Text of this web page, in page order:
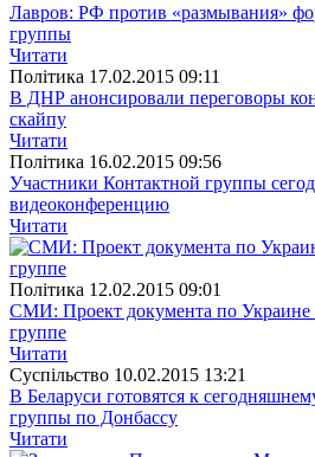
Лавров: РФ против «размывания»
группы
Читати
Полiтика 17.02.2015 09:11
В ДНР анонсировали переговоры
скайпу
Читати
Полiтика 16.02.2015 09:56
Участники Контактной группы
видеоконференцию
Читати
Полiтика 12.02.2015 09:01
СМИ: Проект документа по Украине
группе
Читати
Суспiльство 10.02.2015 13:21
В Беларуси готовятся к
группы по Донбассу
Читати